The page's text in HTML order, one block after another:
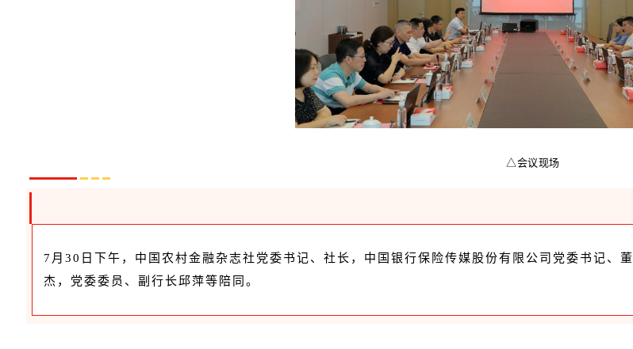
△会议现场
7月30日下午，中国农村金融杂志社党委书记、社长，中国银行保险传媒股份有限公司党委书记、
杰，党委委员、副行长邱萍等陪同。